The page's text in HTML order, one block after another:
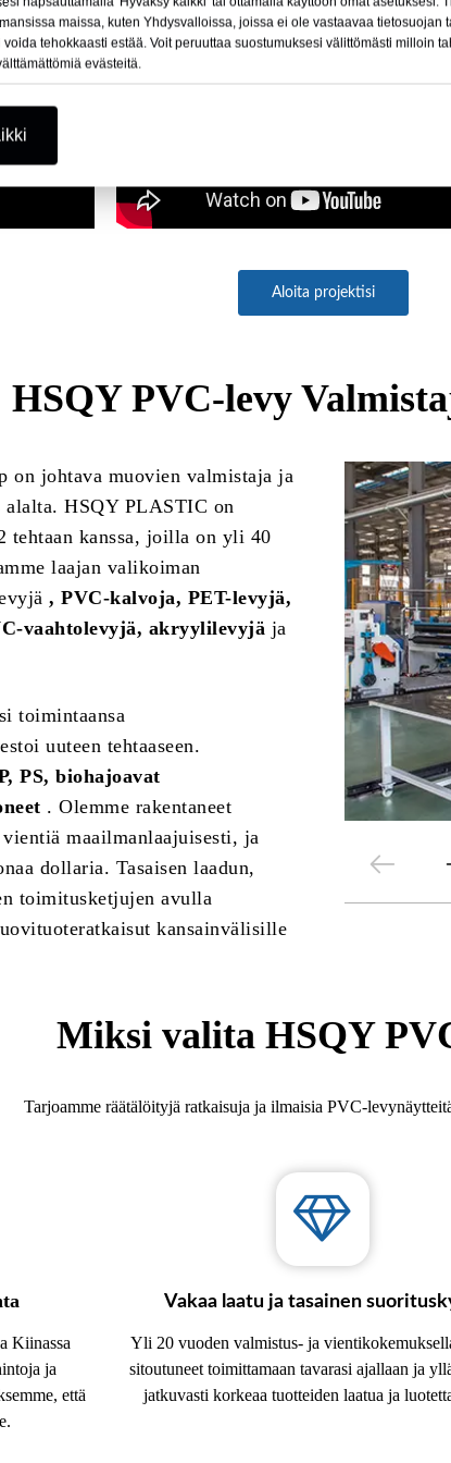
Aloita projektisi
HSQY PVC-levy
on johtava muovien valmistaja ja
HSQY PLASTIC on
kanssa, joilla on yli 40
laajan valikoiman
, PVC-kalvoja, PET-levyjä,
vaahtolevyjä, akryylilevyjä ja
toimintaansa
uuteen tehtaaseen.
PS, biohajoavat
. Olemme rakentaneet
maailmanlaajuisesti, ja
dollaria. Tasaisen laadun,
toimitusketjujen avulla
kansainvälisille
Miksi valita HSQY
Tarjoamme räätälöityjä ratkaisuja ja ilmaisia ​​PVC-
Kiinassa
ja
että
Vakaa laatu ja tasainen
Yli 20 vuoden valmistus- ja
sitoutuneet toimittamaan tavarasi ajallaan ja
jatkuvasti korkeaa tuotteiden laatua ja
maissa, kuten Yhdysvalloissa, joissa ei ole vastaavaa
tehokkaasti estää. Voit peruuttaa suostumuksesi välittömästi milloin
evästeitä.